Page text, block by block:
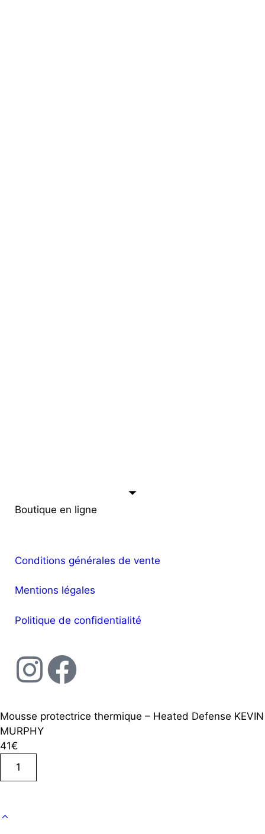
Boutique en ligne
Conditions générales de vente
Mentions légales
Politique de confidentialité
Mousse protectrice thermique – Heated Defense KEVIN
MURPHY
41€